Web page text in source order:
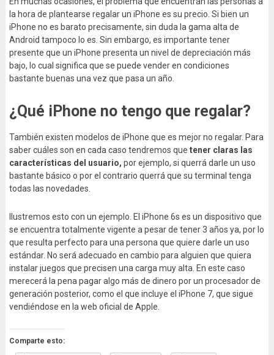
la hora de plantearse regalar un iPhone es su precio. Si bien un
iPhone no es barato precisamente, sin duda la gama alta de
Android tampoco lo es. Sin embargo, es importante tener
presente que un iPhone presenta un nivel de depreciación más
bajo, lo cual significa que se puede vender en condiciones
bastante buenas una vez que pasa un año.
¿Qué iPhone no tengo que regalar?
También existen modelos de iPhone que es mejor no regalar. Para
saber cuáles son en cada caso tendremos que tener claras las
características del usuario, por ejemplo, si querrá darle un uso
bastante básico o por el contrario querrá que su terminal tenga
todas las novedades.
Ilustremos esto con un ejemplo. El iPhone 6s es un dispositivo que
se encuentra totalmente vigente a pesar de tener 3 años ya, por lo
que resulta perfecto para una persona que quiere darle un uso
estándar. No será adecuado en cambio para alguien que quiera
instalar juegos que precisen una carga muy alta. En este caso
merecerá la pena pagar algo más de dinero por un procesador de
generación posterior, como el que incluye el iPhone 7, que sigue
vendiéndose en la web oficial de Apple.
Comparte esto: